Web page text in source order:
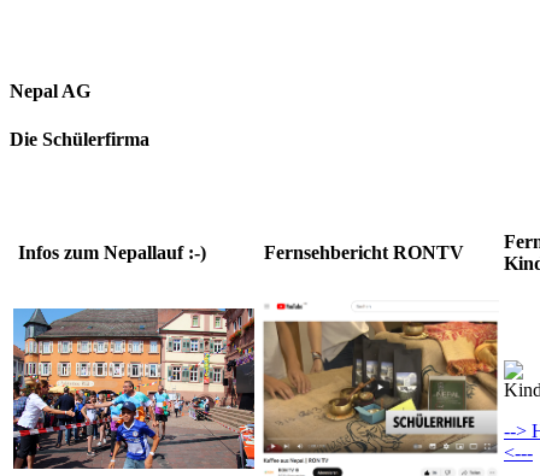
Nepal AG
Die Schülerfirma
Infos zum Nepallauf :-) Fernsehbericht RONTV
-->
<---